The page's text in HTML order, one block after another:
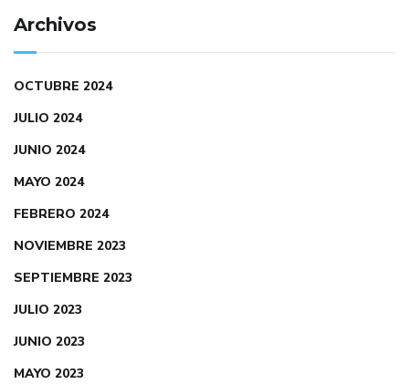
Archivos
OCTUBRE 2024
JULIO 2024
JUNIO 2024
MAYO 2024
FEBRERO 2024
NOVIEMBRE 2023
SEPTIEMBRE 2023
JULIO 2023
JUNIO 2023
MAYO 2023